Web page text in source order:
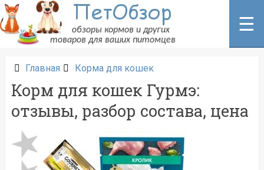
Перейти
к
содержанию
☰
Главная Корма для кошек
Корм для кошек Гурмэ:
отзывы, разбор состава, цена